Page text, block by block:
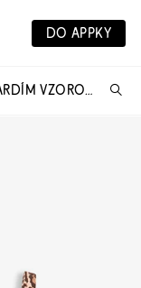
DO APPKY
VYSTUŽENÁ PODPRSENKA S LEOPARDÍM VZOROM